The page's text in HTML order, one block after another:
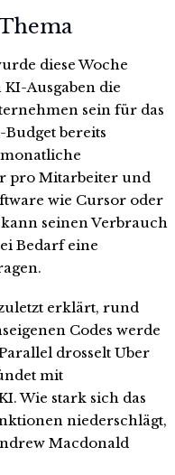
diese Woche
Ausgaben die
sein für das
Budget bereits
pro Mitarbeiter und
wie Cursor oder
seinen Verbrauch
Bedarf eine
erklärt, rund
Codes werde
drosselt Uber
mit
Wie stark sich das
niederschlägt,
Macdonald